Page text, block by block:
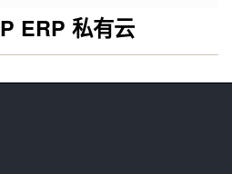
ERP 私有云